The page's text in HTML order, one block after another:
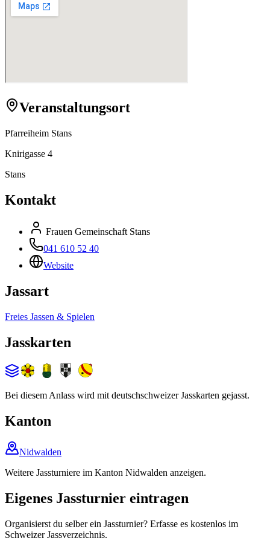
Veranstaltungsort
Pfarreiheim Stans
Knirigasse 4
Stans
Kontakt
Frauen Gemeinschaft Stans
041 610 52 40
Website
Jassart
Freies Jassen & Spielen
Jasskarten
Bei diesem Anlass wird mit deutschschweizer Jasskarten gejasst.
Kanton
Nidwalden
Weitere Jassturniere im Kanton Nidwalden anzeigen.
Eigenes Jassturnier eintragen
Organisierst du selber ein Jassturnier? Erfasse es kostenlos im
Schweizer Jassverzeichnis.